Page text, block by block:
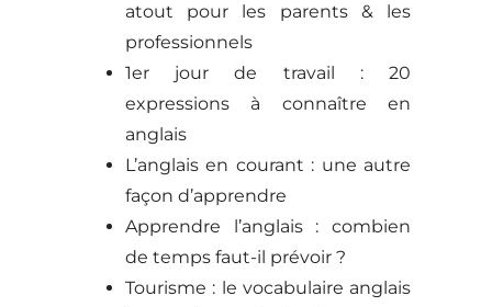
atout pour les parents & les
professionnels
1er jour de travail : 20
expressions à connaître en
anglais
L’anglais en courant : une autre
façon d’apprendre
Apprendre l’anglais : combien
de temps faut-il prévoir ?
Tourisme : le vocabulaire anglais